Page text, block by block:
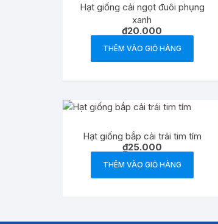
Hạt giống cải ngọt đuôi phụng
xanh
₫20.000
THÊM VÀO GIỎ HÀNG
Hạt giống bắp cải trái tim tím
₫25.000
THÊM VÀO GIỎ HÀNG